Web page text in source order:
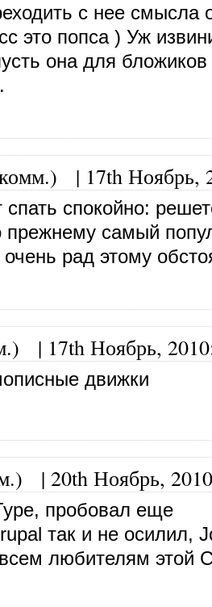
с нее смысла
это попса ) Уж
она для бложиков
| 17th Ноябрь,
спокойно:
прежнему самый
рад этому
| 17th Ноябрь, 2010
движки
| 20th Ноябрь, 2010
пробовал еще
так и не осилил,
любителям этой